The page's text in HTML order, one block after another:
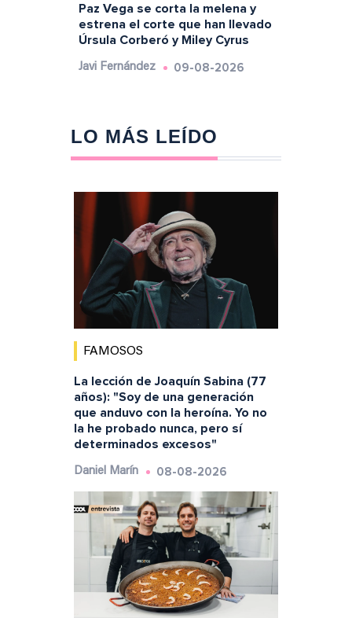
Paz Vega se corta la melena y
estrena el corte que han llevado
Úrsula Corberó y Miley Cyrus
Javi Fernández 09-08-2026
LO MÁS LEÍDO
FAMOSOS
La lección de Joaquín Sabina (77
años): "Soy de una generación
que anduvo con la heroína. Yo no
la he probado nunca, pero sí
determinados excesos"
Daniel Marín 08-08-2026